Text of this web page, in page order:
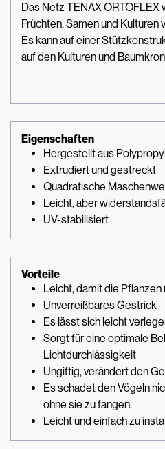
Das Netz TENAX ORTOFLEX
Früchten, Samen und
Es kann auf einer
auf den Kulturen und
Eigenschaften
Hergestellt aus
Extrudiert und gestreckt
Quadratische
Leicht, aber
UV-stabilisiert
Vorteile
Leicht, damit die
Unverreißbares Gestrick
Es lässt sich leicht
Sorgt für eine optimale
Lichtdurchlässigkeit
Ungiftig, verändert den
Es schadet den Vögeln
ohne sie zu fangen.
Leicht und einfach zu